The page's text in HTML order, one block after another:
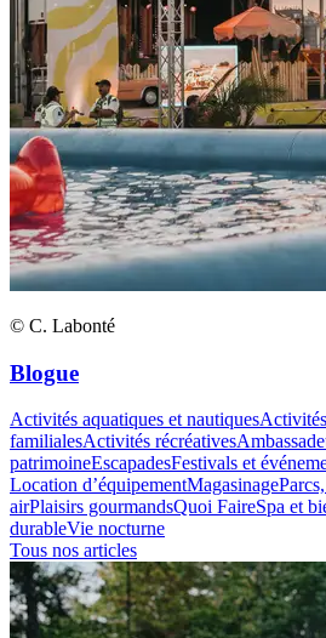
© C. Labonté
Blogue
Activités aquatiques et nautiques
familialesActivités récréatives
patrimoineEscapadesFestivals et
Location d’équipementMagasinage
airPlaisirs gourmandsQuoi FaireSpa et
durableVie nocturne
Tous nos articles